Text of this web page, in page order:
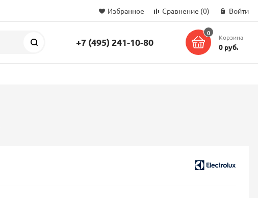
Избранное Сравнение (0) Войти
Поиск +7 (495) 241-10-80
0
Корзина
0 руб.